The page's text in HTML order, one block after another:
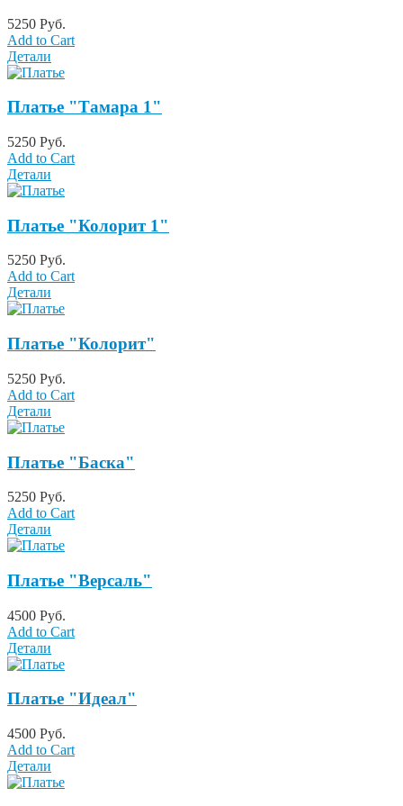
5250 Руб.
Add to Cart
Детали
Платье "Тамара 1"
5250 Руб.
Add to Cart
Детали
Платье "Колорит 1"
5250 Руб.
Add to Cart
Детали
Платье "Колорит"
5250 Руб.
Add to Cart
Детали
Платье "Баска"
5250 Руб.
Add to Cart
Детали
Платье "Версаль"
4500 Руб.
Add to Cart
Детали
Платье "Идеал"
4500 Руб.
Add to Cart
Детали